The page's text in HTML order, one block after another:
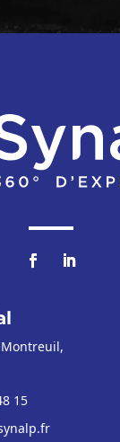
15